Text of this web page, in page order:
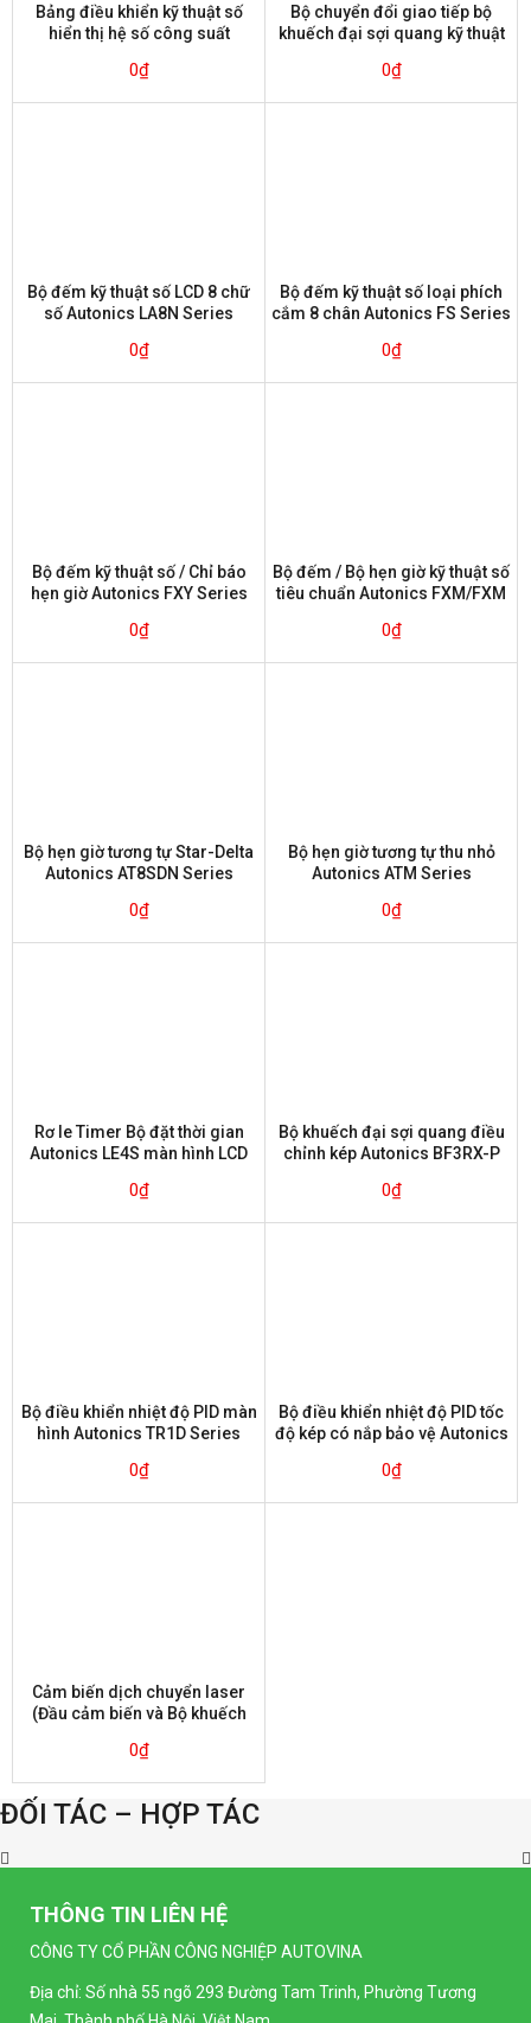
Bảng điều khiển kỹ thuật số
hiển thị hệ số công suất
0₫
Bộ chuyển đổi giao tiếp bộ
khuếch đại sợi quang kỹ thuật
0₫
Bộ đếm kỹ thuật số LCD 8 chữ
số Autonics LA8N Series
0₫
Bộ đếm kỹ thuật số loại phích
cắm 8 chân Autonics FS Series
0₫
Bộ đếm kỹ thuật số / Chỉ báo
hẹn giờ Autonics FXY Series
0₫
Bộ đếm / Bộ hẹn giờ kỹ thuật số
tiêu chuẩn Autonics FXM/FXM
0₫
Bộ hẹn giờ tương tự Star-Delta
Autonics AT8SDN Series
0₫
Bộ hẹn giờ tương tự thu nhỏ
Autonics ATM Series
0₫
Rơ le Timer Bộ đặt thời gian
Autonics LE4S màn hình LCD
0₫
Bộ khuếch đại sợi quang điều
chỉnh kép Autonics BF3RX-P
0₫
Bộ điều khiển nhiệt độ PID màn
hình Autonics TR1D Series
0₫
Bộ điều khiển nhiệt độ PID tốc
độ kép có nắp bảo vệ Autonics
0₫
Cảm biến dịch chuyển laser
(Đầu cảm biến và Bộ khuếch
0₫
ĐỐI TÁC – HỢP TÁC
THÔNG TIN LIÊN HỆ
CÔNG TY CỔ PHẦN CÔNG NGHIỆP AUTOVINA
Địa chỉ: Số nhà 55 ngõ 293 Đường Tam Trinh, Phường Tương